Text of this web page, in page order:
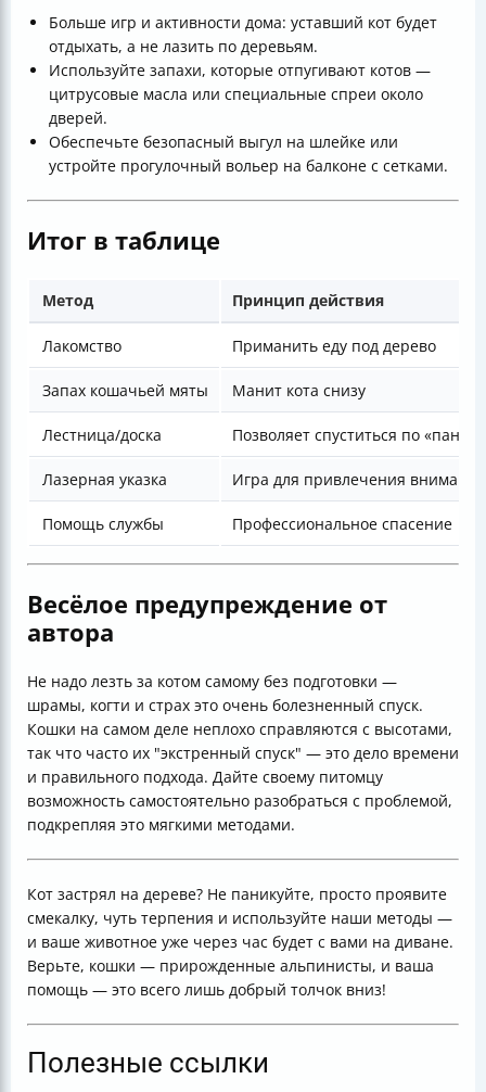
Больше игр и активности дома: уставший кот будет
отдыхать, а не лазить по деревьям.
Используйте запахи, которые отпугивают котов —
цитрусовые масла или специальные спреи около
дверей.
Обеспечьте безопасный выгул на шлейке или
устройте прогулочный вольер на балконе с сетками.
Итог в таблице
Метод Принцип действия
Лакомство Приманить еду под дерево
Запах кошачьей мяты Манит кота снизу
Лестница/доска Позволяет спуститься по
Лазерная указка Игра для привлечения внимания
Помощь службы Профессиональное спасение
Весёлое предупреждение от
автора
Не надо лезть за котом самому без подготовки —
шрамы, когти и страх это очень болезненный спуск.
Кошки на самом деле неплохо справляются с высотами,
так что часто их "экстренный спуск" — это дело времени
и правильного подхода. Дайте своему питомцу
возможность самостоятельно разобраться с проблемой,
подкрепляя это мягкими методами.
Кот застрял на дереве? Не паникуйте, просто проявите
смекалку, чуть терпения и используйте наши методы —
и ваше животное уже через час будет с вами на диване.
Верьте, кошки — прирожденные альпинисты, и ваша
помощь — это всего лишь добрый толчок вниз!
Полезные ссылки